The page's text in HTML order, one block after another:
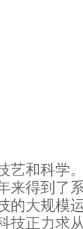
艺和科学
来得到了
的大规模
技正力求